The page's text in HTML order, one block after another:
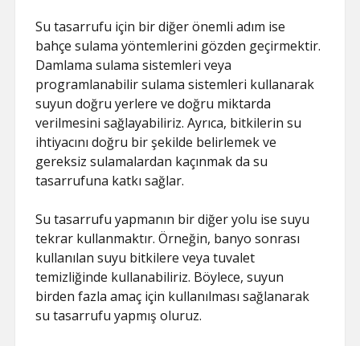
Su tasarrufu için bir diğer önemli adım ise
bahçe sulama yöntemlerini gözden geçirmektir.
Damlama sulama sistemleri veya
programlanabilir sulama sistemleri kullanarak
suyun doğru yerlere ve doğru miktarda
verilmesini sağlayabiliriz. Ayrıca, bitkilerin su
ihtiyacını doğru bir şekilde belirlemek ve
gereksiz sulamalardan kaçınmak da su
tasarrufuna katkı sağlar.
Su tasarrufu yapmanın bir diğer yolu ise suyu
tekrar kullanmaktır. Örneğin, banyo sonrası
kullanılan suyu bitkilere veya tuvalet
temizliğinde kullanabiliriz. Böylece, suyun
birden fazla amaç için kullanılması sağlanarak
su tasarrufu yapmış oluruz.